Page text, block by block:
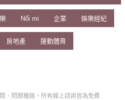
Nối mi 企業 娛樂經紀
房地產 運動體育
、問題種類，所有線上諮詢皆為免費